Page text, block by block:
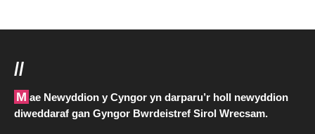
//
Mae Newyddion y Cyngor yn darparu’r holl newyddion
diweddaraf gan Gyngor Bwrdeistref Sirol Wrecsam.